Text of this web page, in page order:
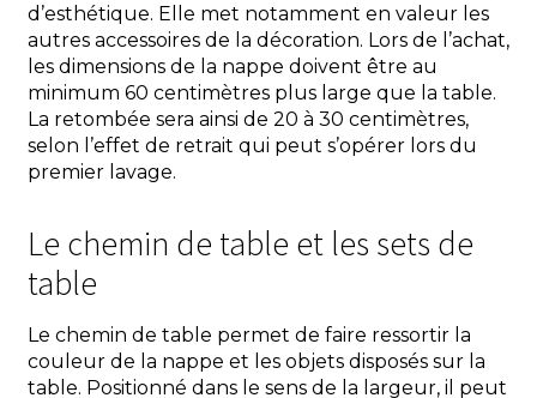
d’esthétique. Elle met notamment en valeur les
autres accessoires de la décoration. Lors de l’achat,
les dimensions de la nappe doivent être au
minimum 60 centimètres plus large que la table.
La retombée sera ainsi de 20 à 30 centimètres,
selon l’effet de retrait qui peut s’opérer lors du
premier lavage.
Le chemin de table et les sets de
table
Le chemin de table permet de faire ressortir la
couleur de la nappe et les objets disposés sur la
table. Positionné dans le sens de la largeur, il peut